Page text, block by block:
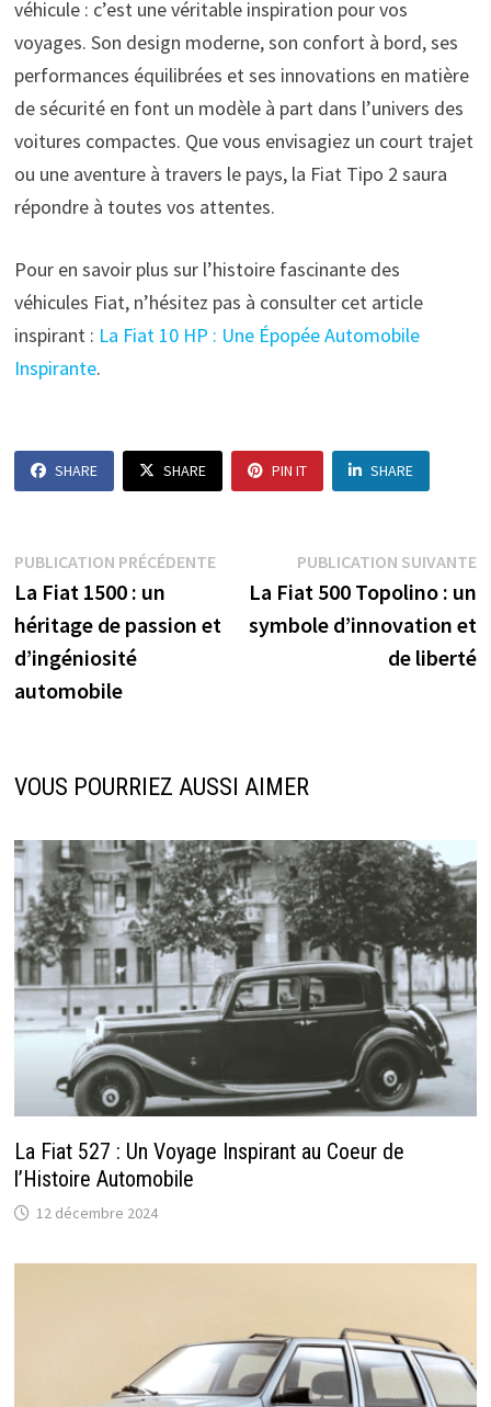
véhicule : c’est une véritable inspiration pour vos
voyages. Son design moderne, son confort à bord, ses
performances équilibrées et ses innovations en matière
de sécurité en font un modèle à part dans l’univers des
voitures compactes. Que vous envisagiez un court trajet
ou une aventure à travers le pays, la Fiat Tipo 2 saura
répondre à toutes vos attentes.
Pour en savoir plus sur l’histoire fascinante des
véhicules Fiat, n’hésitez pas à consulter cet article
inspirant : La Fiat 10 HP : Une Épopée Automobile
Inspirante.
SHARE SHARE PIN IT SHARE
Navigation
de
l’article
PUBLICATION PRÉCÉDENTEPublication
précédente :
La Fiat 1500 : un
héritage de passion et
d’ingéniosité
automobile
PUBLICATION SUIVANTE
La Fiat 500 Topolino : un
symbole d’innovation et
de liberté
VOUS POURRIEZ AUSSI AIMER
La Fiat 527 : Un Voyage Inspirant au Coeur de
l’Histoire Automobile
12 décembre 2024